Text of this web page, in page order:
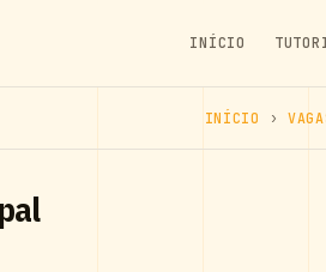
INÍCIO
INÍCIO ›